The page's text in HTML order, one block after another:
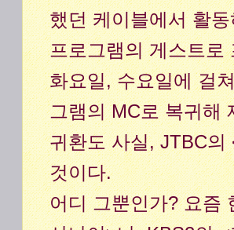
했던 케이블에서 활
프로그램의 게스트로
화요일, 수요일에 걸
그램의 MC로 복귀해
귀환도 사실, JTBC의
것이다.
어디 그뿐인가? 요즘